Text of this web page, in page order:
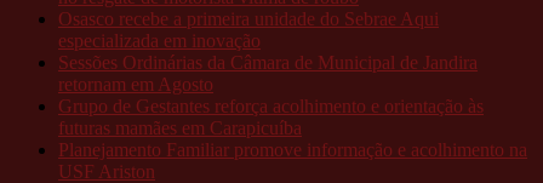
Osasco recebe a primeira unidade do Sebrae Aqui
especializada em inovação
Sessões Ordinárias da Câmara de Municipal de Jandira
retornam em Agosto
Grupo de Gestantes reforça acolhimento e orientação às
futuras mamães em Carapicuíba
Planejamento Familiar promove informação e acolhimento na
USF Ariston